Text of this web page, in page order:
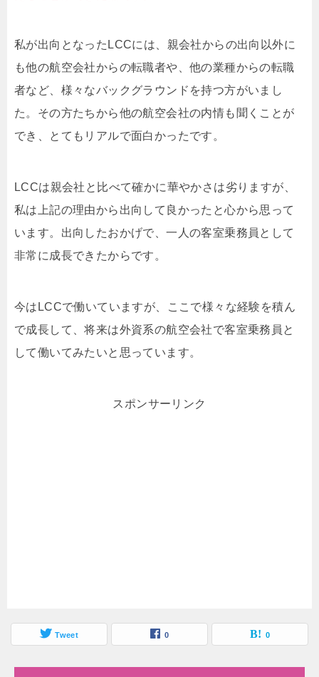
私が出向となったLCCには、親会社からの出向以外に
も他の航空会社からの転職者や、他の業種からの転職
者など、様々なバックグラウンドを持つ方がいまし
た。その方たちから他の航空会社の内情も聞くことが
でき、とてもリアルで面白かったです。
LCCは親会社と比べて確かに華やかさは劣りますが、
私は上記の理由から出向して良かったと心から思って
います。出向したおかげで、一人の客室乗務員として
非常に成長できたからです。
今はLCCで働いていますが、ここで様々な経験を積ん
で成長して、将来は外資系の航空会社で客室乗務員と
して働いてみたいと思っています。
スポンサーリンク
Tweet 0 0